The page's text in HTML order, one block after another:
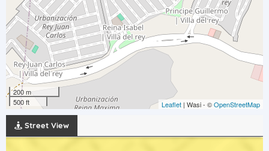
200 m
500 ft
Leaflet | Wasi - ©OpenStreetMap
Street View